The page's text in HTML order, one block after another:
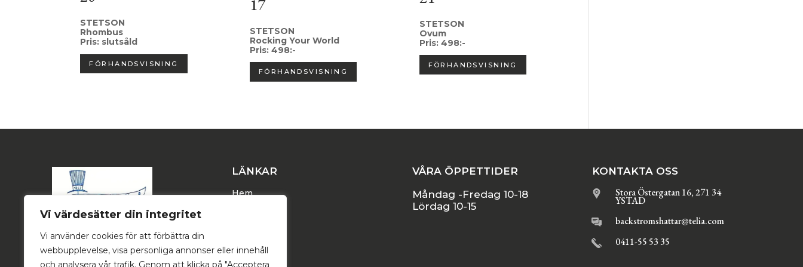
Vi värdesätter din integritet
Vi använder cookies för att förbättra din
webbupplevelse, visa personliga annonser eller innehåll
och analysera vår trafik. Genom att klicka på "Acceptera
STETSON
Rhombus
Pris: slutsåld
FÖRHANDSVISNING
17
STETSON
Rocking Your World
Pris: 498:-
FÖRHANDSVISNING
STETSON
Ovum
Pris: 498:-
FÖRHANDSVISNING
LÄNKAR
Hem
Trucker
Stetson
VÅRA ÖPPETTIDER
Måndag -Fredag 10-18
Lördag 10-15
KONTAKTA OSS
Stora Östergatan 16, 271 34
YSTAD
backstromshattar@telia.com
0411-55 53 35